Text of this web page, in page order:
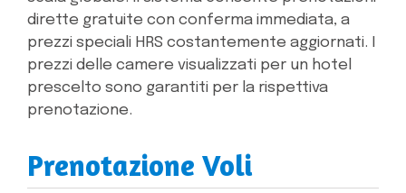
dirette gratuite con conferma immediata, a
prezzi speciali HRS costantemente aggiornati. I
prezzi delle camere visualizzati per un hotel
prescelto sono garantiti per la rispettiva
prenotazione.
Prenotazione Voli